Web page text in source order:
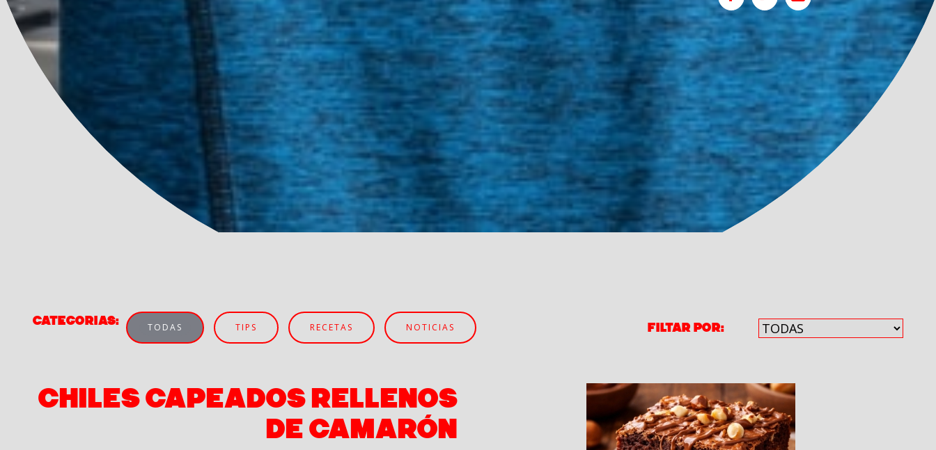
Categorias: TODAS TIPS RECETAS NOTICIAS Filtar por:
CHILES CAPEADOS RELLENOS
DE CAMARÓN